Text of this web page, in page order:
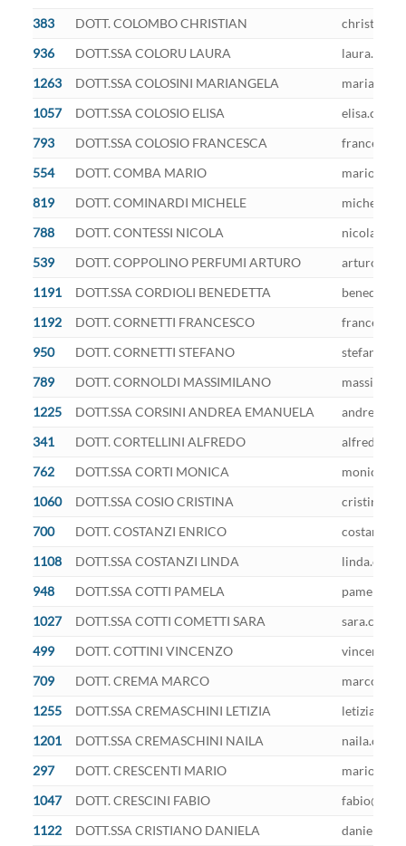
383
DOTT. COLOMBO CHRISTIAN
936
DOTT.SSA COLORU LAURA
1263
DOTT.SSA COLOSINI MARIANGELA
1057
DOTT.SSA COLOSIO ELISA
793
DOTT.SSA COLOSIO FRANCESCA
554
DOTT. COMBA MARIO
819
DOTT. COMINARDI MICHELE
788
DOTT. CONTESSI NICOLA
539
DOTT. COPPOLINO PERFUMI ARTURO
1191
DOTT.SSA CORDIOLI BENEDETTA
1192
DOTT. CORNETTI FRANCESCO
950
DOTT. CORNETTI STEFANO
789
DOTT. CORNOLDI MASSIMILANO
1225
DOTT.SSA CORSINI ANDREA EMANUELA
341
DOTT. CORTELLINI ALFREDO
762
DOTT.SSA CORTI MONICA
1060
DOTT.SSA COSIO CRISTINA
700
DOTT. COSTANZI ENRICO
1108
DOTT.SSA COSTANZI LINDA
948
DOTT.SSA COTTI PAMELA
1027
DOTT.SSA COTTI COMETTI SARA
499
DOTT. COTTINI VINCENZO
709
DOTT. CREMA MARCO
1255
DOTT.SSA CREMASCHINI LETIZIA
1201
DOTT.SSA CREMASCHINI NAILA
297
DOTT. CRESCENTI MARIO
1047
DOTT. CRESCINI FABIO
1122
DOTT.SSA CRISTIANO DANIELA